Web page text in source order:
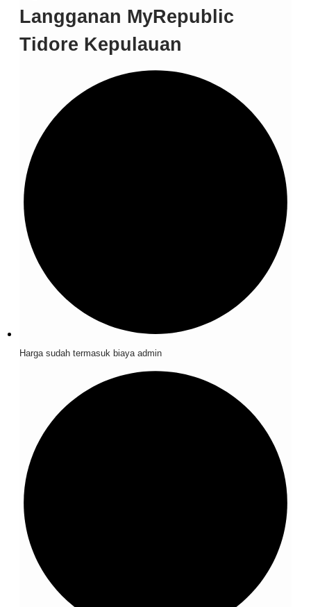
Langganan MyRepublic
Tidore Kepulauan
Harga sudah termasuk biaya admin